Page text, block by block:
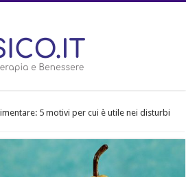
5 motivi per cui è utile nei disturbi